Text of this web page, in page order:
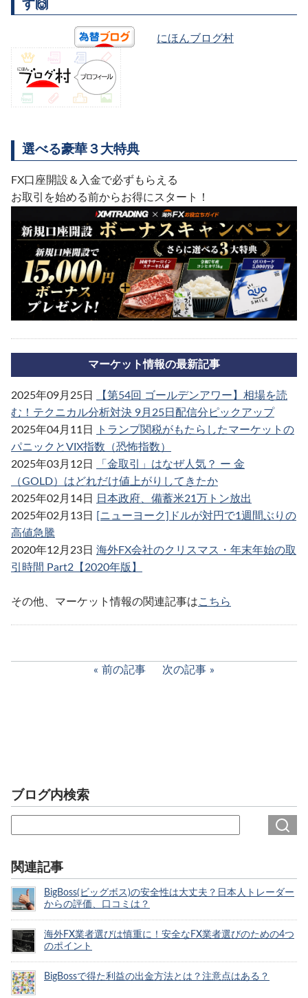
す🙌
にほんブログ村
選べる豪華３大特典
FX口座開設＆入金で必ずもらえる
お取引を始める前からお得にスタート！
マーケット情報の最新記事
2025年09月25日
【第54回 ゴールデンアワー】相場を読
む！テクニカル分析対決 9月25日配信分ピックアップ
2025年04月11日
トランプ関税がもたらしたマーケットの
パニックとVIX指数（恐怖指数）
2025年03月12日
「金取引」はなぜ人気？ ー 金
（GOLD）はどれだけ値上がりしてきたか
2025年02月14日
日本政府、備蓄米21万トン放出
2025年02月13日
[ニューヨーク]ドルが対円で1週間ぶりの
高値急騰
2020年12月23日 海外FX会社のクリスマス・年末年始の取
引時間 Part2【2020年版】
その他、マーケット情報の関連記事はこちら
前の記事 次の記事
ブログ内検索
関連記事
BigBoss(ビッグボス)の安全性は大丈夫？日本人トレーダー
からの評価、口コミは？
海外FX業者選びは慎重に！安全なFX業者選びのための4つ
のポイント
BigBossで得た利益の出金方法とは？注意点はある？